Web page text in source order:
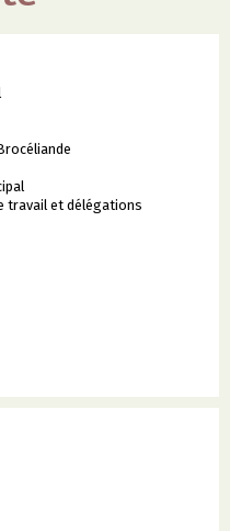
travail et délégations